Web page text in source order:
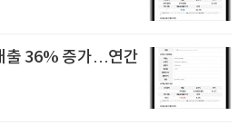
출 36% 증가…연간